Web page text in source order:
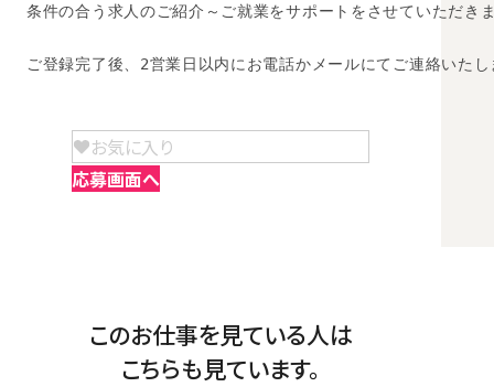
条件の合う求人のご紹介～ご就業をサポートをさせていただき
ご登録完了後、2営業日以内にお電話かメールにてご連絡いたし
お気に入り
応募画面へ
このお仕事を見ている人は
こちらも見ています。